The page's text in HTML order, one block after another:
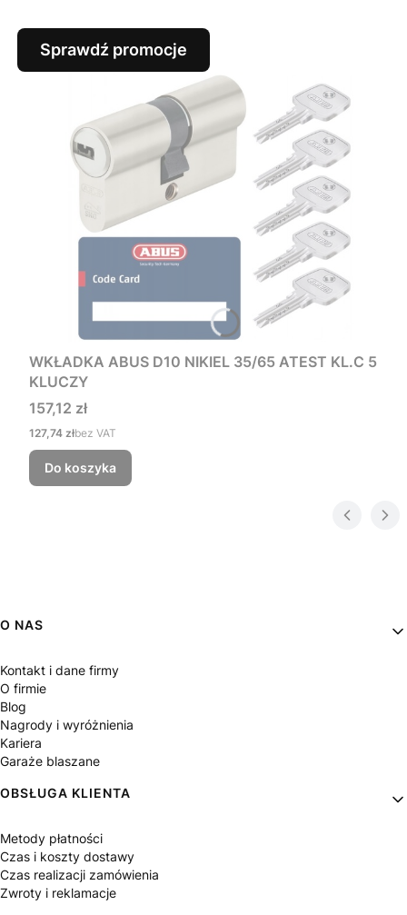
Sprawdź promocje
WKŁADKA ABUS D10 NIKIEL 35/65 ATEST KL.C 5
KLUCZY
Cena
157,12 zł
Cena
127,74 złbez VAT
Do koszyka
Linki w stopce
O NAS
Kontakt i dane firmy
O firmie
Blog
Nagrody i wyróżnienia
Kariera
Garaże blaszane
OBSŁUGA KLIENTA
Metody płatności
Czas i koszty dostawy
Czas realizacji zamówienia
Zwroty i reklamacje